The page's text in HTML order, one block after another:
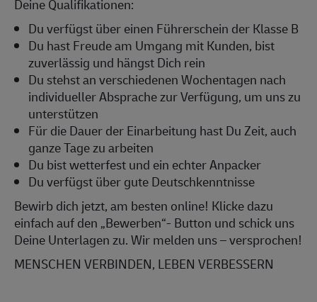
Deine Qualifikationen:
Du verfügst über einen Führerschein der Klasse B
Du hast Freude am Umgang mit Kunden, bist
zuverlässig und hängst Dich rein
Du stehst an verschiedenen Wochentagen nach
individueller Absprache zur Verfügung, um uns zu
unterstützen
Für die Dauer der Einarbeitung hast Du Zeit, auch
ganze Tage zu arbeiten
Du bist wetterfest und ein echter Anpacker
Du verfügst über gute Deutschkenntnisse
Bewirb dich jetzt, am besten online! Klicke dazu
einfach auf den „Bewerben“- Button und schick uns
Deine Unterlagen zu. Wir melden uns – versprochen!
MENSCHEN VERBINDEN, LEBEN VERBESSERN